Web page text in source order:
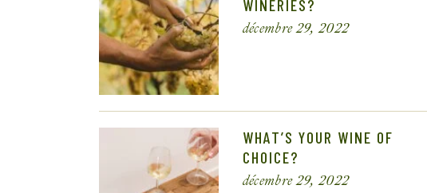
WINERIES?
décembre 29, 2022
WHAT’S YOUR WINE OF
CHOICE?
décembre 29, 2022